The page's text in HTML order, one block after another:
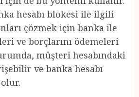
hesabı blokesi ile ilgili
çözmek için banka ile
ve borçlarını ödemeleri
müşteri hesabındaki
ve banka hesabı